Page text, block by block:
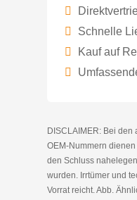
Schnelle
Kauf auf
DISCLAIMER: Bei den
OEM-Nummern
den Schluss
wurden. Irrtümer und
Vorrat reicht. Abb.